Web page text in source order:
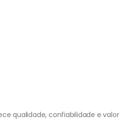
qualidade, confiabilidade e valor